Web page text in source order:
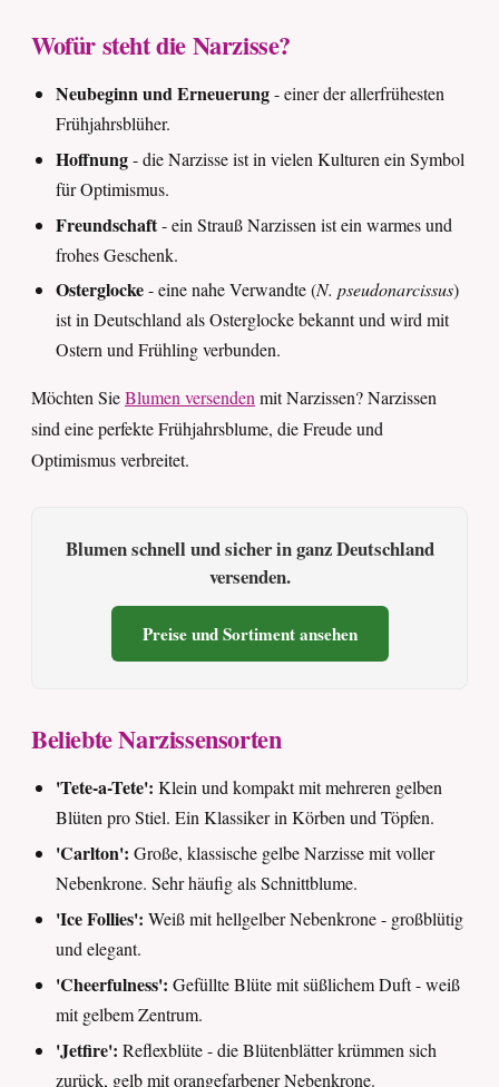
Wofür steht die Narzisse?
Neubeginn und Erneuerung- einer der allerfrühesten
Frühjahrsblüher.
Hoffnung- die Narzisse ist in vielen Kulturen ein Symbol
für Optimismus.
Freundschaft- ein Strauß Narzissen ist ein warmes und
frohes Geschenk.
Osterglocke- eine nahe Verwandte (N. pseudonarcissus)
ist in Deutschland als Osterglocke bekannt und wird mit
Ostern und Frühling verbunden.
Möchten SieBlumen versendenmit Narzissen? Narzissen
sind eine perfekte Frühjahrsblume, die Freude und
Optimismus verbreitet.
Blumen schnell und sicher in ganz Deutschland
versenden.
Preise und Sortiment ansehen
Beliebte Narzissensorten
'Tete-a-Tete': Klein und kompakt mit mehreren gelben
Blüten pro Stiel. Ein Klassiker in Körben und Töpfen.
'Carlton': Große, klassische gelbe Narzisse mit voller
Nebenkrone. Sehr häufig als Schnittblume.
'Ice Follies': Weiß mit hellgelber Nebenkrone - großblütig
und elegant.
'Cheerfulness': Gefüllte Blüte mit süßlichem Duft - weiß
mit gelbem Zentrum.
'Jetfire': Reflexblüte - die Blütenblätter krümmen sich
zurück, gelb mit orangefarbener Nebenkrone.